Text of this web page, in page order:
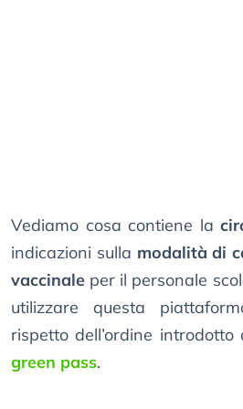
Vediamo cosa contiene la
indicazioni sulla modalità di
vaccinale per il personale
utilizzare questa
rispetto dell’ordine introdotto
green pass.